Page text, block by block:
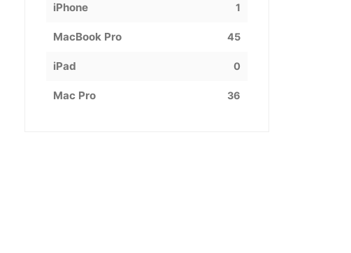
iPhone 1
MacBook Pro 45
iPad 0
Mac Pro 36